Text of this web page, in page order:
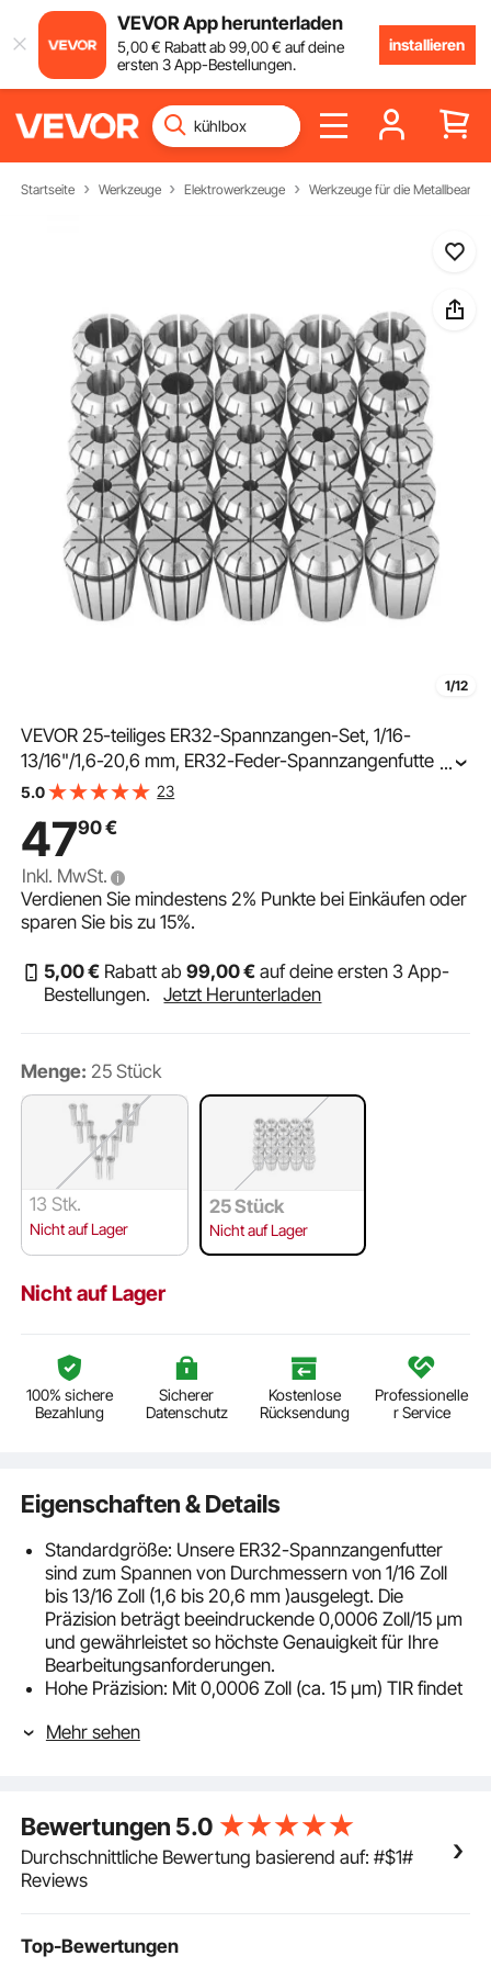
VEVOR App herunterladen
5,00€ Rabatt ab99,00€ auf deine
ersten 3 App-Bestellungen.
installieren
Startseite Werkzeuge Elektrowerkzeuge Werkzeuge für die
1/12
VEVOR 25-teiliges ER32-Spannzangen-Set, 1/16-
13/16"/1,6-20,6 mm, ER32-Feder-Spannzangenfutter-
Set, 0,0006"/15 μm TIR-Drehfutter-Werkzeug für CNC-
...
5.0 23
4790€
Inkl. MwSt.
Verdienen Sie mindestens2% Punkte bei Einkäufen oder
sparen Sie bis zu15%.
5,00€ Rabatt ab99,00€ auf deine ersten 3 App-
Bestellungen.
Jetzt Herunterladen
Menge: 25 Stück
13 Stk.
Nicht auf Lager
25 Stück
Nicht auf Lager
Nicht auf Lager
100% sichere
Bezahlung
Sicherer
Datenschutz
Kostenlose
Rücksendung
Professionelle
r Service
Eigenschaften & Details
Standardgröße: Unsere ER32-Spannzangenfutter
sind zum Spannen von Durchmessern von 1/16 Zoll
bis 13/16 Zoll (1,6 bis 20,6 mm )ausgelegt. Die
Präzision beträgt beeindruckende 0,0006 Zoll/15 μm
und gewährleistet so höchste Genauigkeit für Ihre
Bearbeitungsanforderungen.
Hohe Präzision: Mit 0,0006 Zoll (ca. 15 µm) TIR findet
verschiedenen Branchen, darunter Luft- und
dieser Branchen gerecht zu werden.
Hochwertige Materialien: Unsere ER32-
Spannzangenfutter sind aus Kohlenstoffstahl
gefertigt, gehärtet und präzisionsgeschliffen und
Hochgeschwindigkeitsfräsen von Präzisionsteilen,
Mehr sehen
Bewertungen 5.0
Durchschnittliche Bewertung basierend auf: #$1#
Reviews
Top-Bewertungen